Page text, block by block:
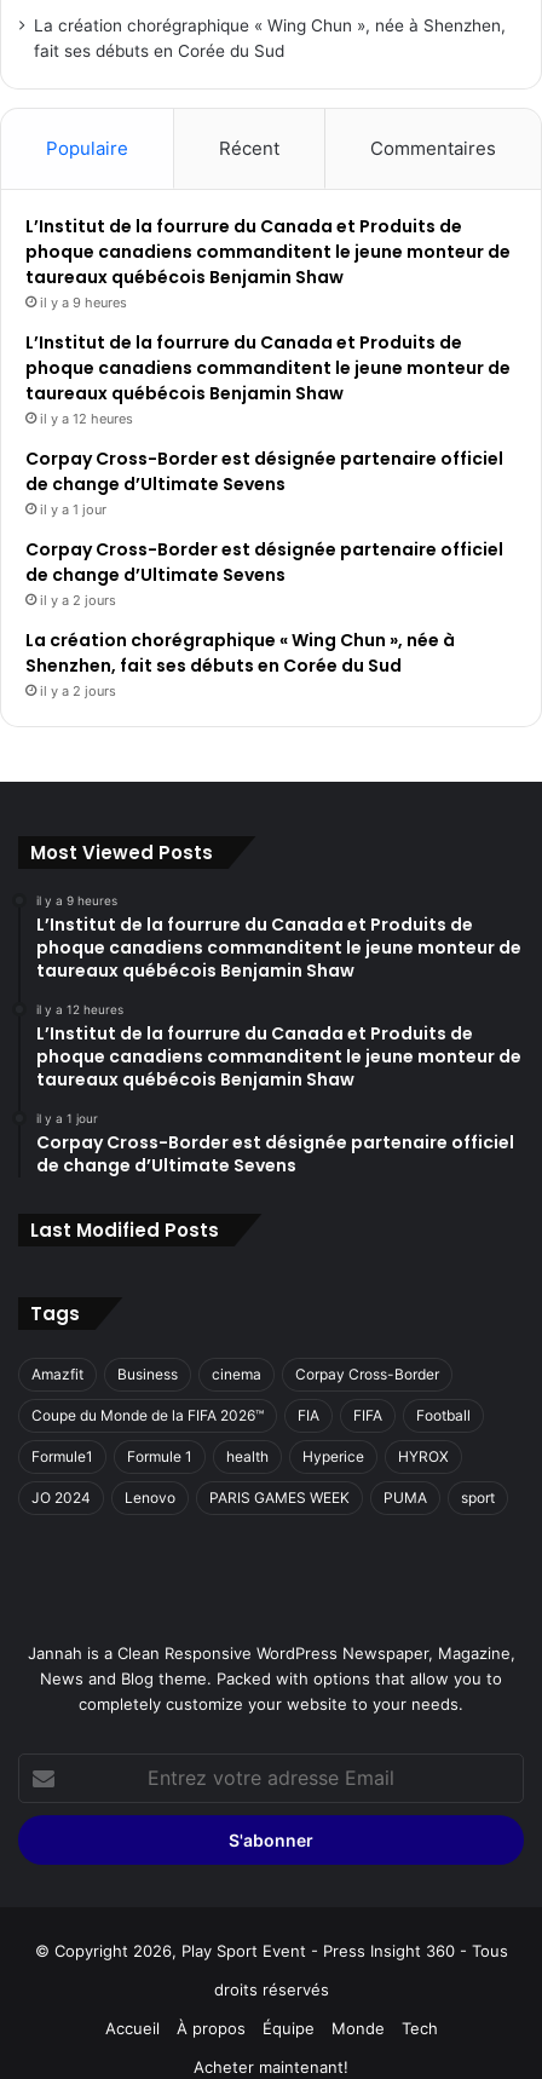
La création chorégraphique « Wing Chun », née à Shenzhen,
fait ses débuts en Corée du Sud
Populaire Récent Commentaires
L’Institut de la fourrure du Canada et Produits de
phoque canadiens commanditent le jeune monteur de
taureaux québécois Benjamin Shaw
il y a 9 heures
L’Institut de la fourrure du Canada et Produits de
phoque canadiens commanditent le jeune monteur de
taureaux québécois Benjamin Shaw
il y a 12 heures
Corpay Cross-Border est désignée partenaire officiel
de change d’Ultimate Sevens
il y a 1 jour
Corpay Cross-Border est désignée partenaire officiel
de change d’Ultimate Sevens
il y a 2 jours
La création chorégraphique « Wing Chun », née à
Shenzhen, fait ses débuts en Corée du Sud
il y a 2 jours
Most Viewed Posts
il y a 9 heures
L’Institut de la fourrure du Canada et Produits de
phoque canadiens commanditent le jeune monteur de
taureaux québécois Benjamin Shaw
il y a 12 heures
L’Institut de la fourrure du Canada et Produits de
phoque canadiens commanditent le jeune monteur de
taureaux québécois Benjamin Shaw
il y a 1 jour
Corpay Cross-Border est désignée partenaire officiel
de change d’Ultimate Sevens
Last Modified Posts
Tags
Amazfit Business cinema Corpay Cross-Border
Coupe du Monde de la FIFA 2026™ FIA FIFA Football
Formule1 Formule 1 health Hyperice HYROX
JO 2024 Lenovo PARIS GAMES WEEK PUMA sport
Jannah is a Clean Responsive WordPress Newspaper, Magazine,
News and Blog theme. Packed with options that allow you to
completely customize your website to your needs.
votre
adresse
Email
© Copyright 2026, Play Sport Event - Press Insight 360 - Tous
droits réservés
Accueil
À propos Équipe Monde
Tech
Acheter maintenant!